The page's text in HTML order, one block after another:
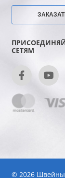
СЕТЯМ
© 2026